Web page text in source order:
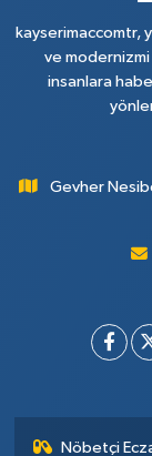
kayserimaccomtr,
ve modernizmi
insanlara
Gevher
Nöbetçi